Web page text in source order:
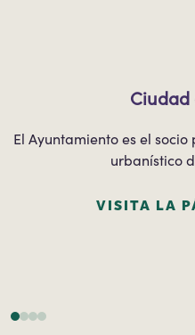
Ciudad
El Ayuntamiento es el
urbanístico
VISITA LA